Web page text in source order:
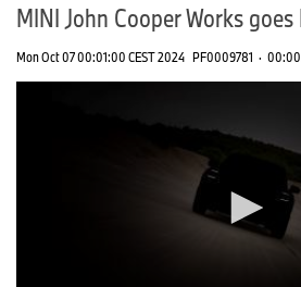
MINI John Cooper Works
Mon Oct 07 00:01:00 CEST 2024 PF0009781 ·